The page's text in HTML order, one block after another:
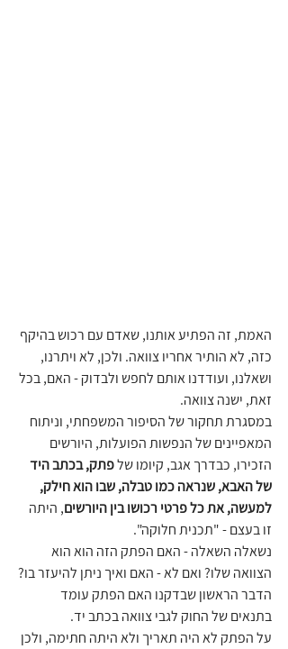
האמת, זה הפתיע אותנו, שאדם עם רכוש בהיקף
כזה, לא הותיר אחריו צוואה. ולכן, לא ויתרנו,
ושאלנו, ועודדנו אותם לחפש ולבדוק - האם, בכל
זאת, ישנה צוואה.
במסגרת תחקור של הסיפור המשפחתי, וניתוח
המאפיינים של הנפשות הפועלות, היורשים
הזכירו, כבדרך אגב, קיומו של פתק, בכתב היד
של האבא, שנראה כמו טבלה, שבו הוא חילק,
למעשה, את כל פרטי רכושו בין היורשים, היתה
זו בעצם - "תכנית חלוקה".
נשאלה השאלה - האם הפתק הזה הוא הוא
הצוואה שלו? ואם לא - האם ואיך ניתן להיעזר בו?
הדבר הראשון שבדקנו האם הפתק עומד
בתנאים של החוק לגבי צוואה בכתב יד.
על הפתק לא היה תאריך ולא היתה חתימה, ולכן